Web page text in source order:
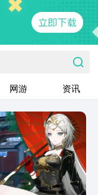
网游 资讯